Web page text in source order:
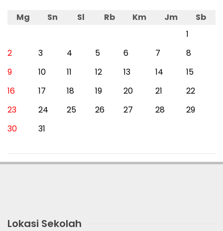
Mg Sn Sl Rb Km Jm
Sb
1
2
3 4 5 6 7
8
9
10 11 12 13 14
15
16
17 18 19 20 21
22
23
24 25 26 27 28
29
30
31
Lokasi Sekolah